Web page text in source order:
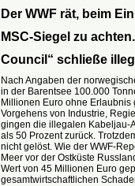
Der WWF rät, beim
MSC-Siegel zu
Council“ schließe
Nach Angaben der
in der Barentsee 100.000
Millionen Euro ohne
Vorgehens von Industrie,
gingen die illegalen Kabeljau-
als 50 Prozent zurück.
nicht gelöst. Wie der WWF-
Meer vor der Ostküste
Wert von 45 Millionen Euro
gesamtwirtschaftlichen